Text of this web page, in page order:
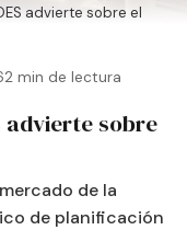
advierte sobre el
2 min de lectura
advierte sobre
de la
de planificación